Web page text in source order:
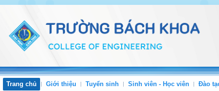
Trang chủ Giới thiệu Tuyển sinh Sinh viên - Học viên Đào